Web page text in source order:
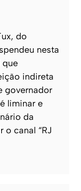
do
nesta
que
indireta
governador
liminar e
da
o canal “RJ